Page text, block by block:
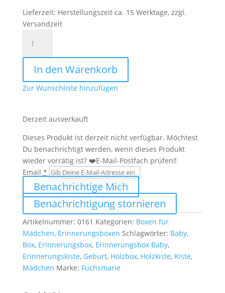
Lieferzeit: Herstellungszeit ca. 15 Werktage, zzgl.
Versandzeit
Erinnerungsbox
Holzkiste
Prinzessin
In den Warenkorb
Zur Wunschliste hinzufügen
Derzeit ausverkauft
Dieses Produkt ist derzeit nicht verfügbar. Möchtest
Du benachrichtigt werden, wenn dieses Produkt
wieder vorrätig ist? ❤️E-Mail-Postfach prüfen‼️
Email *
Benachrichtige Mich
Benachrichtigung stornieren
Artikelnummer: 0161 Kategorien: Boxen für
Mädchen, Erinnerungsboxen Schlagwörter: Baby,
Box, Erinnerungsbox, Erinnerungsbox Baby,
Erinnerungskiste, Geburt, Holzbox, Holzkiste, Kiste,
Mädchen Marke: Fuchsmarie